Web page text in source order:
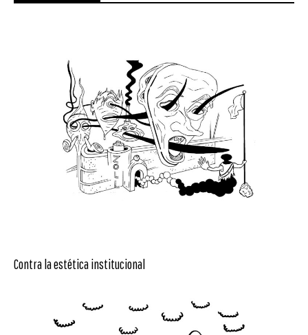
Contra la estética institucional